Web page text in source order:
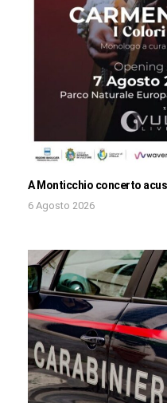
A Monticchio concerto
6 Agosto 2026